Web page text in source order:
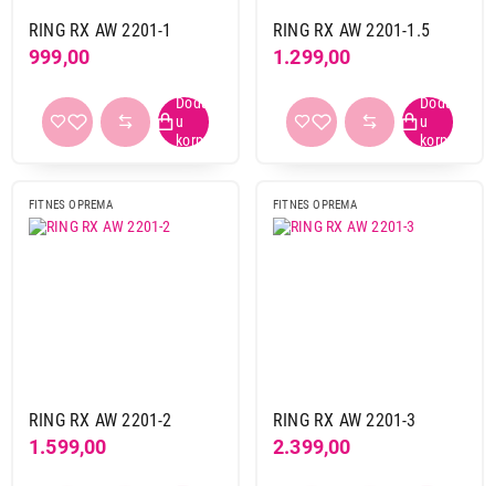
RING RX AW 2201-1
999,00
RING RX AW 2201-1.5
1.299,00
FITNES OPREMA
RING RX AW 2201-2
1.599,00
FITNES OPREMA
RING RX AW 2201-3
2.399,00
Nastavi kupovinu
Završi kupovinu